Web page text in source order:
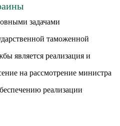
задачами
таможенной
является реализация и
на рассмотрение министра
реализации